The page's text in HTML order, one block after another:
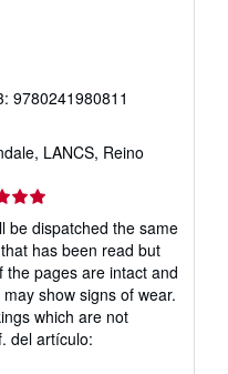
9780241980811
LANCS, Reino
be dispatched the same
has been read but
the pages are intact and
show signs of wear.
which are not
del artículo: